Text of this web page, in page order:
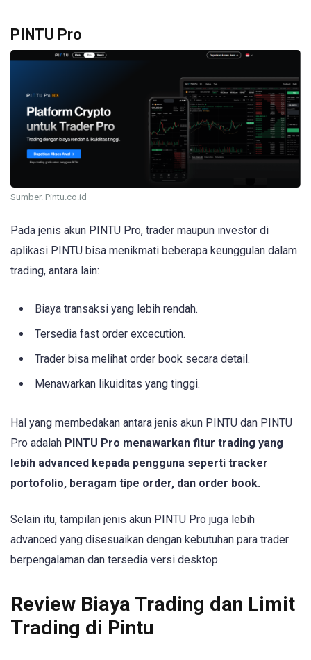
PINTU Pro
Sumber. Pintu.co.id
Pada jenis akun PINTU Pro, trader maupun investor di
aplikasi PINTU bisa menikmati beberapa keunggulan dalam
trading, antara lain:
Biaya transaksi yang lebih rendah.
Tersedia fast order excecution.
Trader bisa melihat order book secara detail.
Menawarkan likuiditas yang tinggi.
Hal yang membedakan antara jenis akun PINTU dan PINTU
Pro adalah PINTU Pro menawarkan fitur trading yang
lebih advanced kepada pengguna seperti tracker
portofolio, beragam tipe order, dan order book.
Selain itu, tampilan jenis akun PINTU Pro juga lebih
advanced yang disesuaikan dengan kebutuhan para trader
berpengalaman dan tersedia versi desktop.
Review Biaya Trading dan Limit
Trading di Pintu